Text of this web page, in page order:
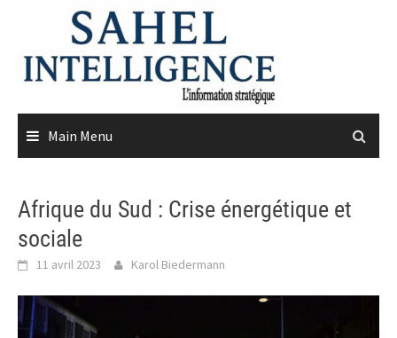
content
Main Menu
Afrique du Sud : Crise énergétique et
sociale
11 avril 2023 Karol Biedermann